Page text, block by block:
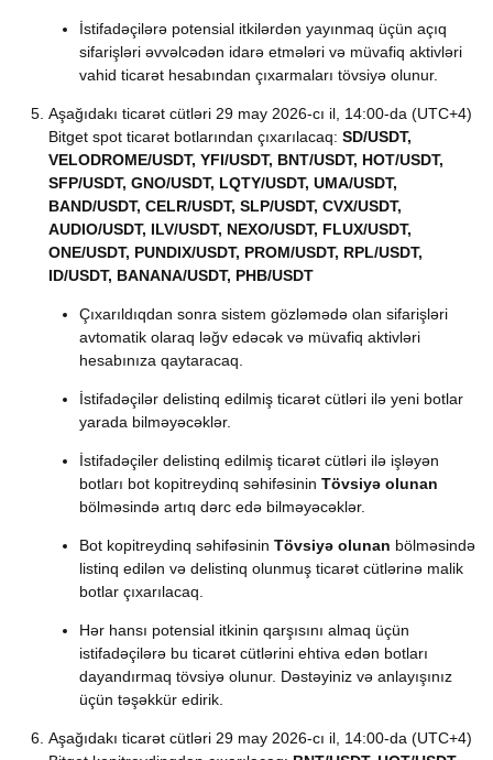
İstifadəçilərə potensial itkilərdən yayınmaq üçün açıq
sifarişləri əvvəlcədən idarə etmələri və müvafiq aktivləri
vahid ticarət hesabından çıxarmaları tövsiyə olunur.
Aşağıdakı ticarət cütləri 29 may 2026-cı il, 14:00-da (UTC+4)
Bitget spot ticarət botlarından çıxarılacaq: SD/USDT,
VELODROME/USDT, YFI/USDT, BNT/USDT, HOT/USDT,
SFP/USDT, GNO/USDT, LQTY/USDT, UMA/USDT,
BAND/USDT, CELR/USDT, SLP/USDT, CVX/USDT,
AUDIO/USDT, ILV/USDT, NEXO/USDT, FLUX/USDT,
ONE/USDT, PUNDIX/USDT, PROM/USDT, RPL/USDT,
ID/USDT, BANANA/USDT, PHB/USDT
Çıxarıldıqdan sonra sistem gözləmədə olan sifarişləri
avtomatik olaraq ləğv edəcək və müvafiq aktivləri
hesabınıza qaytaracaq.
İstifadəçilər delistinq edilmiş ticarət cütləri ilə yeni botlar
yarada bilməyəcəklər.
İstifadəçiler delistinq edilmiş ticarət cütləri ilə işləyən
botları bot kopitreydinq səhifəsinin Tövsiyə olunan
bölməsində artıq dərc edə bilməyəcəklər.
Bot kopitreydinq səhifəsinin Tövsiyə olunan bölməsində
listinq edilən və delistinq olunmuş ticarət cütlərinə malik
botlar çıxarılacaq.
Hər hansı potensial itkinin qarşısını almaq üçün
istifadəçilərə bu ticarət cütlərini ehtiva edən botları
dayandırmaq tövsiyə olunur. Dəstəyiniz və anlayışınız
üçün təşəkkür edirik.
Aşağıdakı ticarət cütləri 29 may 2026-cı il, 14:00-da (UTC+4)